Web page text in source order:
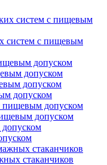
систем с пищевым
допуском
допуском
допуском
стаканчиков